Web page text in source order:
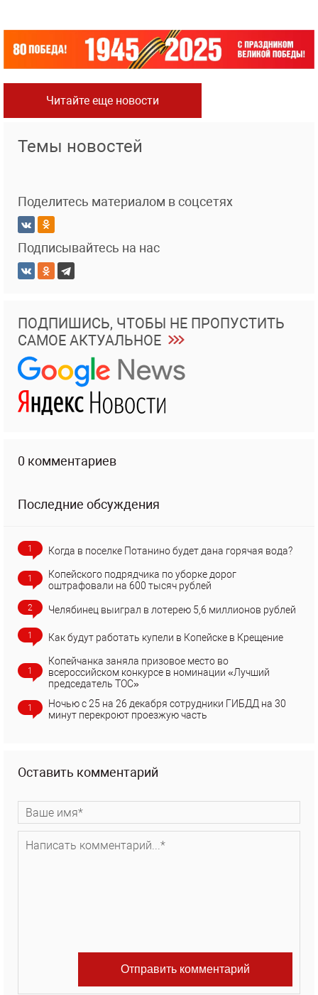
Читайте еще новости
Темы новостей
Поделитесь материалом в соцсетях
Подписывайтесь на нас
ПОДПИШИСЬ, ЧТОБЫ НЕ ПРОПУСТИТЬ
САМОЕ АКТУАЛЬНОЕ
0 комментариев
Последние обсуждения
1 Когда в поселке Потанино будет дана горячая вода?
1
Копейского подрядчика по уборке дорог
оштрафовали на 600 тысяч рублей
2 Челябинец выиграл в лотерею 5,6 миллионов рублей
1 Как будут работать купели в Копейске в Крещение
1
Копейчанка заняла призовое место во
всероссийском конкурсе в номинации «Лучший
председатель ТОС»
1
Ночью с 25 на 26 декабря сотрудники ГИБДД на 30
минут перекроют проезжую часть
Оставить комментарий